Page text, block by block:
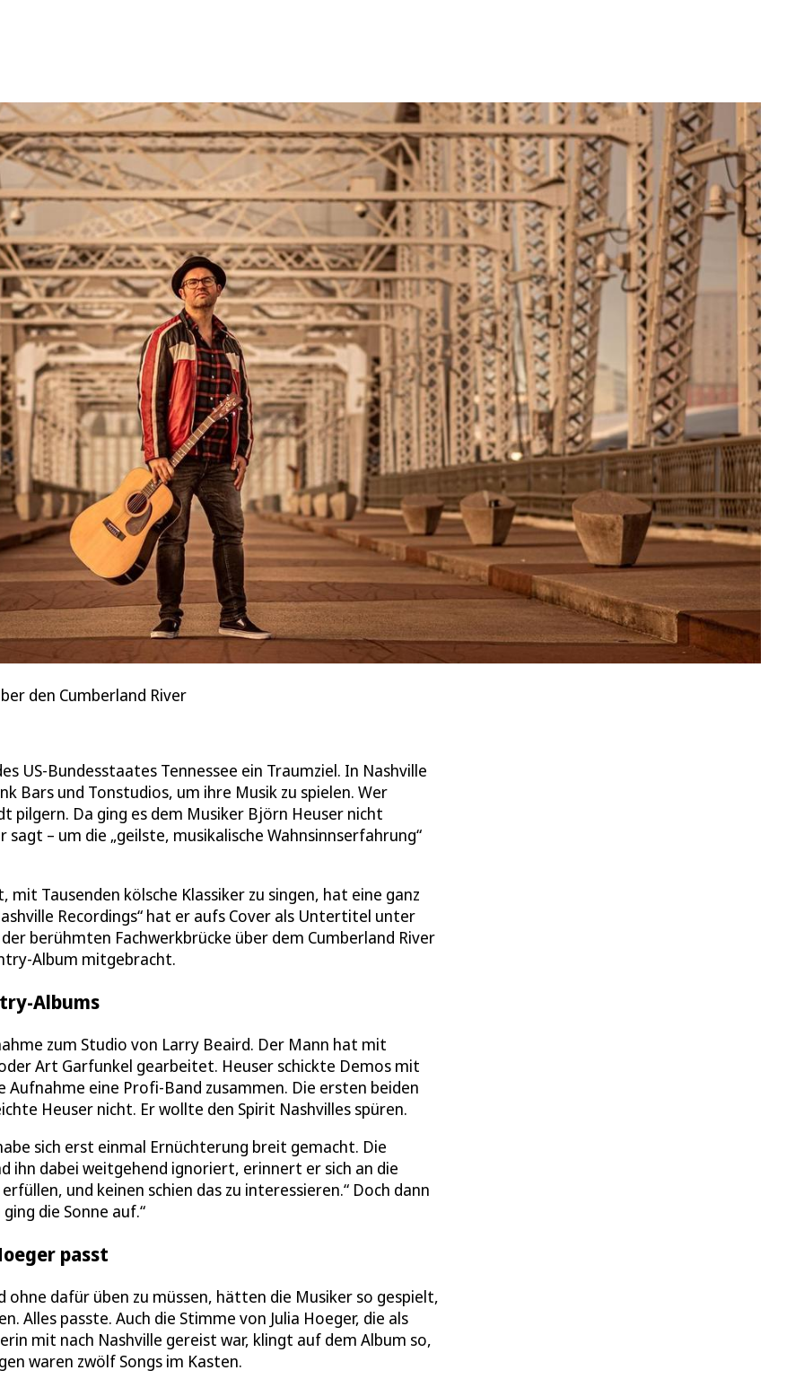
den Cumberland River
US-Bundesstaates Tennessee ein Traumziel. In Nashville
Bars und Tonstudios, um ihre Musik zu spielen. Wer
Da ging es dem Musiker Björn Heuser nicht
– um die „geilste, musikalische Wahnsinnserfahrung“
Tausenden kölsche Klassiker zu singen, hat eine ganz
Recordings“ hat er aufs Cover als Untertitel unter
berühmten Fachwerkbrücke über dem Cumberland River
Album mitgebracht.
Albums
zum Studio von Larry Beaird. Der Mann hat mit
Art Garfunkel gearbeitet. Heuser schickte Demos mit
eine Profi-Band zusammen. Die ersten beiden
Heuser nicht. Er wollte den Spirit Nashvilles spüren.
sich erst einmal Ernüchterung breit gemacht. Die
ihn dabei weitgehend ignoriert, erinnert er sich an die
und keinen schien das zu interessieren.“ Doch dann
die Sonne auf.“
passt
dafür üben zu müssen, hätten die Musiker so gespielt,
Alles passte. Auch die Stimme von Julia Hoeger, die als
mit nach Nashville gereist war, klingt auf dem Album so,
waren zwölf Songs im Kasten.